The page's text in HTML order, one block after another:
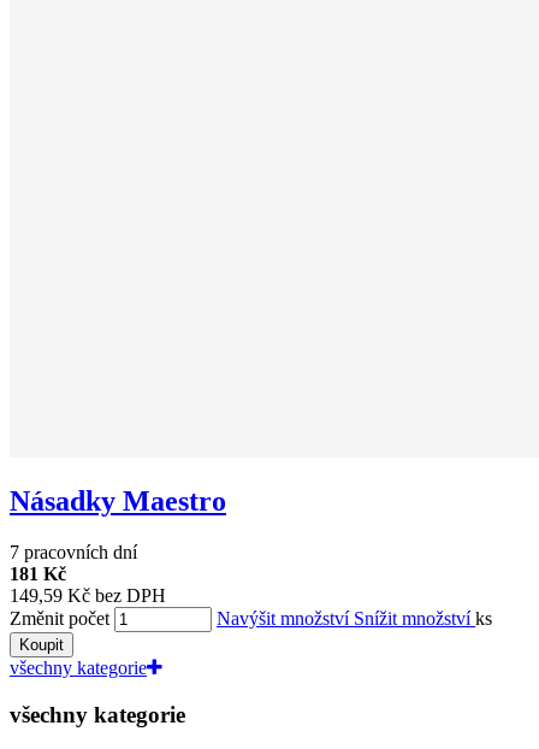
Násadky Maestro
7 pracovních dní
181 Kč
149,59 Kč bez DPH
Změnit počet
Navýšit množství Snížit množstvíks
Koupit
všechny kategorie
všechny kategorie